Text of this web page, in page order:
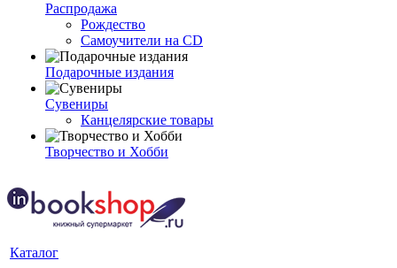
Распродажа
Рождество
Самоучители на CD
Подарочные издания
Сувениры
Канцелярские товары
Творчество и Хобби
Каталог